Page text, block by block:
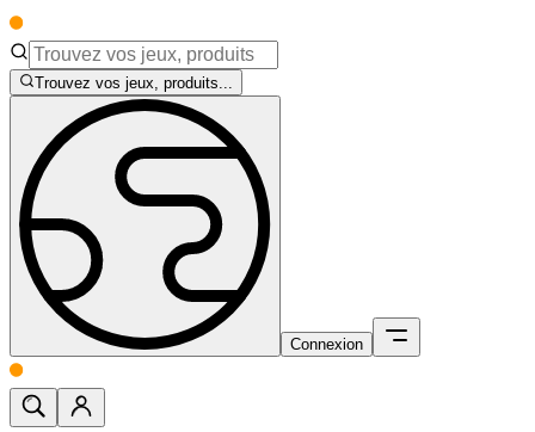
Trouvez vos jeux, produits...
Connexion